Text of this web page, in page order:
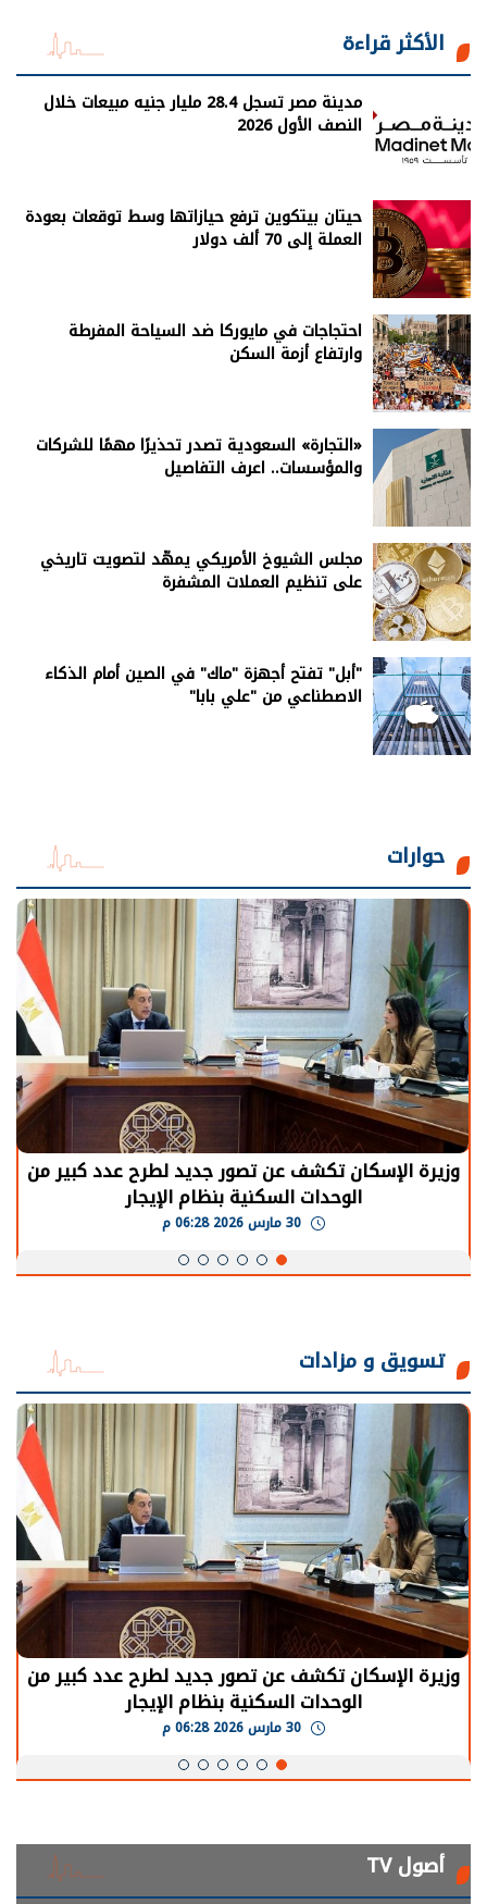
الأكثر قراءة
مدينة مصر تسجل 28.4 مليار جنيه مبيعات خلال
النصف الأول 2026
حيتان بيتكوين ترفع حيازاتها وسط توقعات بعودة
العملة إلى 70 ألف دولار
احتجاجات في مايوركا ضد السياحة المفرطة
وارتفاع أزمة السكن
«التجارة» السعودية تصدر تحذيرًا مهمًا للشركات
والمؤسسات.. اعرف التفاصيل
مجلس الشيوخ الأمريكي يمهّد لتصويت تاريخي
على تنظيم العملات المشفرة
"أبل" تفتح أجهزة "ماك" في الصين أمام الذكاء
الاصطناعي من "علي بابا"
حوارات
وزيرة الإسكان تكشف عن تصور جديد لطرح عدد كبير من
الوحدات السكنية بنظام الإيجار
تسويق و مزادات
وزيرة الإسكان تكشف عن تصور جديد لطرح عدد كبير من
الوحدات السكنية بنظام الإيجار
أصول TV